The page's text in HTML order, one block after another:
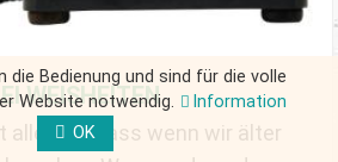
WEISHEITEN
allen so, dass wenn wir älter
die Bedienung und sind für die volle
Website notwendig.
Information
OK